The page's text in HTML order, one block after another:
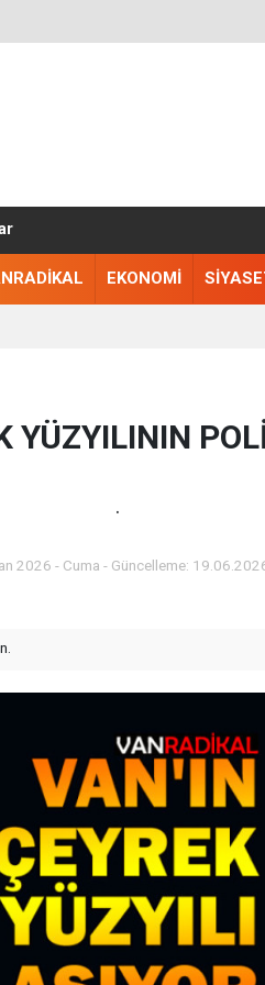
EKONOMİ
YÜZYILININ
.
2026 - Cuma - Güncelleme: